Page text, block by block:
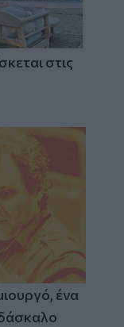
στις
ένα